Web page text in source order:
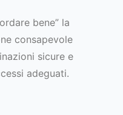
bene” la
consapevole
sicure e
adeguati.